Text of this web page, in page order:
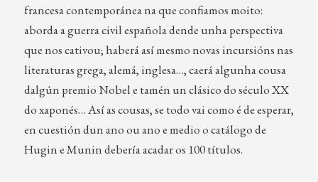
francesa contemporánea na que confiamos moito:
aborda a guerra civil española dende unha perspectiva
que nos cativou; haberá así mesmo novas incursións nas
literaturas grega, alemá, inglesa…, caerá algunha cousa
dalgún premio Nobel e tamén un clásico do século XX
do xaponés… Así as cousas, se todo vai como é de esperar,
en cuestión dun ano ou ano e medio o catálogo de
Hugin e Munin debería acadar os 100 títulos.